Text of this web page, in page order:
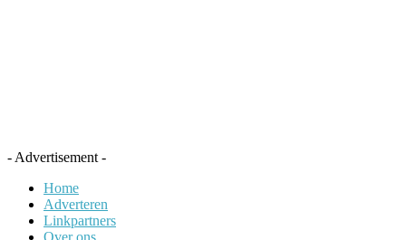
- Advertisement -
Home
Adverteren
Linkpartners